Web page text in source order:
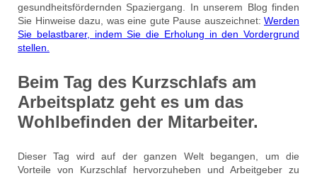
gesundheitsfördernden Spaziergang. In unserem Blog finden
Sie Hinweise dazu, was eine gute Pause auszeichnet: Werden
Sie belastbarer, indem Sie die Erholung in den Vordergrund
stellen.
Beim Tag des Kurzschlafs am
Arbeitsplatz geht es um das
Wohlbefinden der Mitarbeiter.
Dieser Tag wird auf der ganzen Welt begangen, um die
Vorteile von Kurzschlaf hervorzuheben und Arbeitgeber zu